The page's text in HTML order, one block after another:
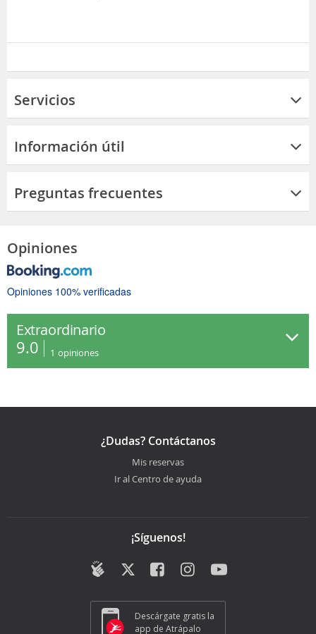
Servicios
Información útil
Preguntas frecuentes
Opiniones
Opiniones 100% verificadas
Extraordinario
9.0 1 opiniones
¿Dudas? Contáctanos
Mis reservas
Ir al Centro de ayuda
¡Síguenos!
Descárgate gratis la
app de Atrápalo